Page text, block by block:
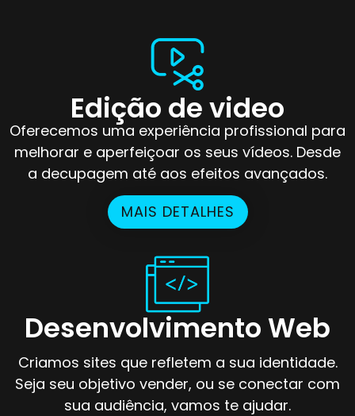
Edição de video
Oferecemos uma experiência profissional para
melhorar e aperfeiçoar os seus vídeos. Desde
a decupagem até aos efeitos avançados.
MAIS DETALHES
Desenvolvimento Web
Criamos sites que refletem a sua identidade.
Seja seu objetivo vender, ou se conectar com
sua audiência, vamos te ajudar.